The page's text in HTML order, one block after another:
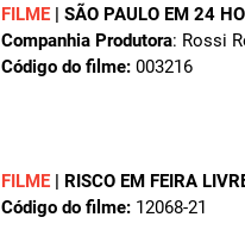
FILME | SÃO PAULO EM 24
Companhia Produtora: Rossi
Código do filme: 003216
FILME | RISCO EM FEIRA
Código do filme: 12068-21